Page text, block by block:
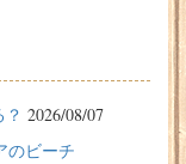
ーチ
さん（10代、女
2026/08/07
のビーチ